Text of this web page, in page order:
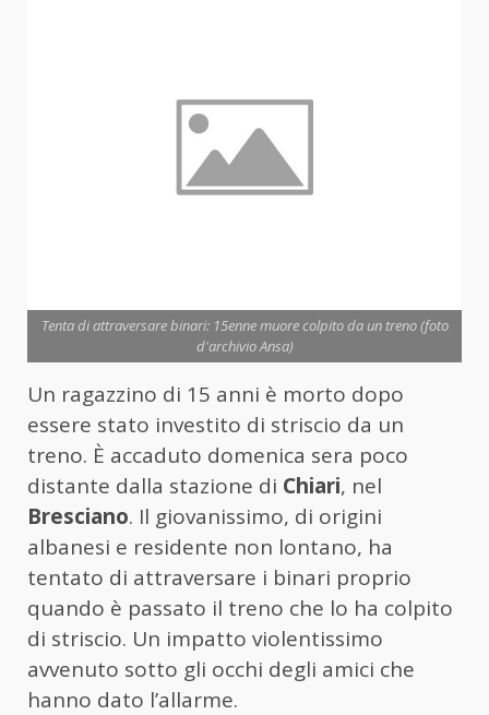
Tenta di attraversare binari: 15enne muore colpito da un treno (foto
d'archivio Ansa)
Un ragazzino di 15 anni è morto dopo
essere stato investito di striscio da un
treno. È accaduto domenica sera poco
distante dalla stazione di Chiari, nel
Bresciano. Il giovanissimo, di origini
albanesi e residente non lontano, ha
tentato di attraversare i binari proprio
quando è passato il treno che lo ha colpito
di striscio. Un impatto violentissimo
avvenuto sotto gli occhi degli amici che
hanno dato l’allarme.